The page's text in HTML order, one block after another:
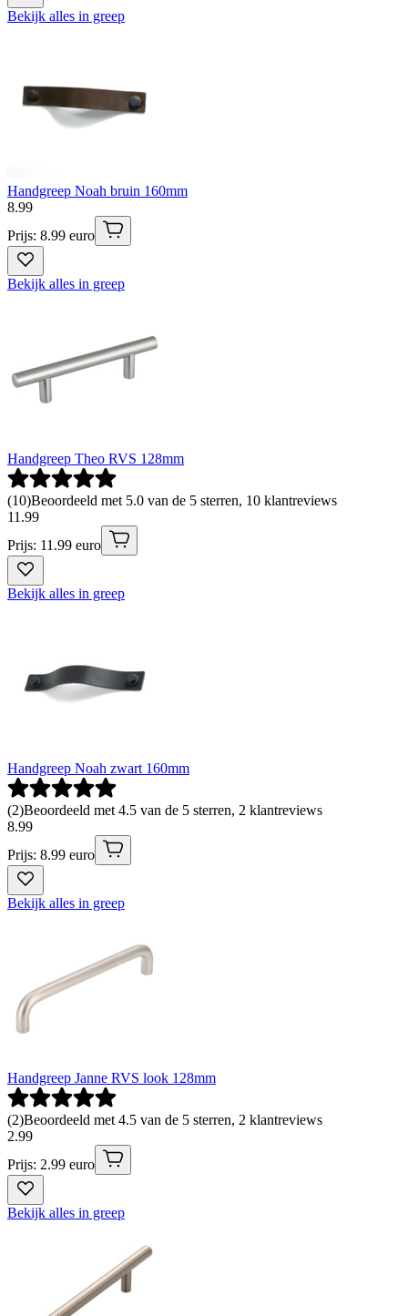
Bekijk alles in greep
Handgreep Noah bruin 160mm
8.99
Prijs: 8.99 euro
Bekijk alles in greep
Handgreep Theo RVS 128mm
(10)Beoordeeld met 5.0 van de 5 sterren, 10 klantreviews
11 .99
Prijs: 11.99 euro
Bekijk alles in greep
Handgreep Noah zwart 160mm
(2)Beoordeeld met 4.5 van de 5 sterren, 2 klantreviews
8.99
Prijs: 8.99 euro
Bekijk alles in greep
Handgreep Janne RVS look 128mm
(2)Beoordeeld met 4.5 van de 5 sterren, 2 klantreviews
2.99
Prijs: 2.99 euro
Bekijk alles in greep